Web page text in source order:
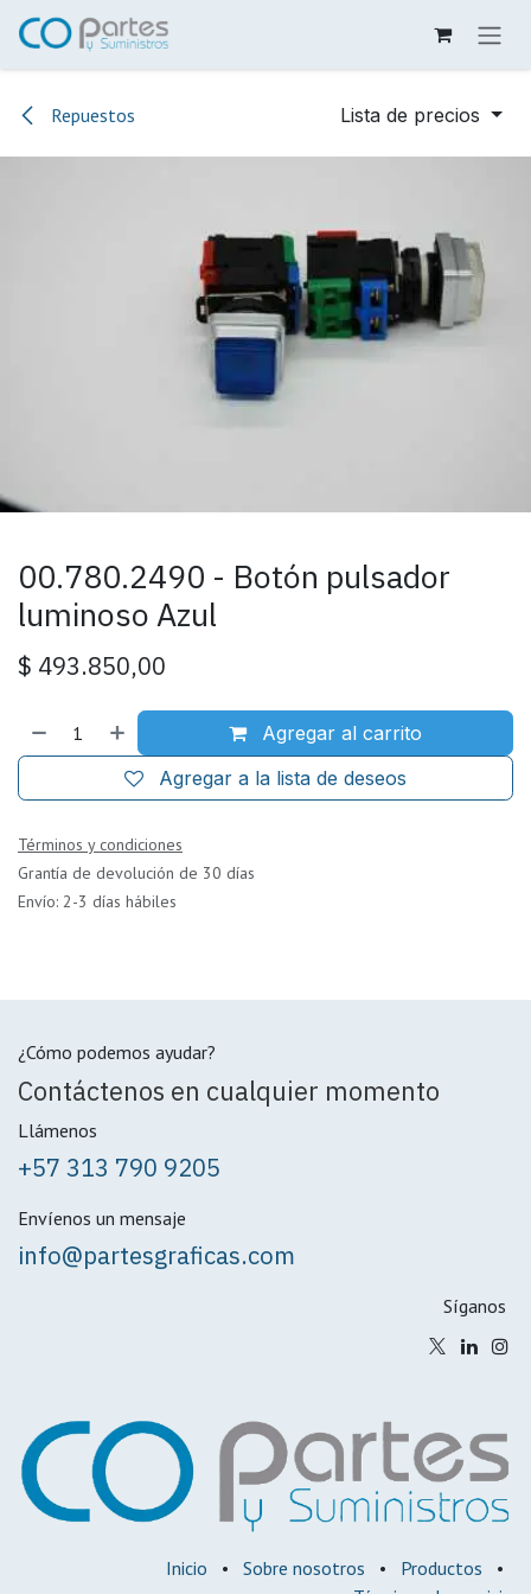
Ir al contenido
Repuestos Lista de precios
00.780.2490 - Botón pulsador
luminoso Azul
$ 493.850,00
Agregar al carrito
Agregar a la lista de deseos
Términos y condiciones
Grantía de devolución de 30 días
Envío: 2-3 días hábiles
¿Cómo podemos ayudar?
Contáctenos en cualquier momento
Llámenos
+57 313 790 9205
Envíenos un mensaje
info@partesgraficas.com
Síganos
Inicio • Sobre nosotros • Productos
•